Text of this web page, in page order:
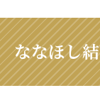
ななほし